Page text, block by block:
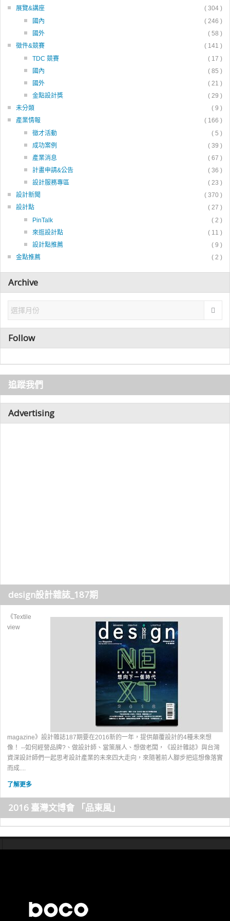
展覽&講座
( 304 )
國內
( 246 )
國外
( 58 )
徵件&競賽
( 141 )
TDC 競賽
( 17 )
國內
( 85 )
國外
( 21 )
金點設計獎
( 29 )
未分類
( 9 )
產業情報
( 166 )
徵才活動
( 5 )
成功案例
( 39 )
產業消息
( 67 )
計畫申請&公告
( 36 )
設計服務專區
( 23 )
設計新聞
( 370 )
設計點
( 27 )
PinTalk
( 2 )
來逛設計點
( 11 )
設計點推薦
( 9 )
金點推薦
( 2 )
Archive
Follow
追蹤我們
Advertising
design設計雜誌_187期
《Textile
view
magazine》設計雜誌187期要在2016新的一年，提供顛覆設計的4種未來想
像！ --如何經營品牌?、做設計師、當策展人、想做老闆，《設計雜誌》與台灣
資深設計師們一起思考設計產業的未來四大走向，來隨著前人腳步把這想像落實
而成....
了解更多
2016 臺灣文博會 「品東風」